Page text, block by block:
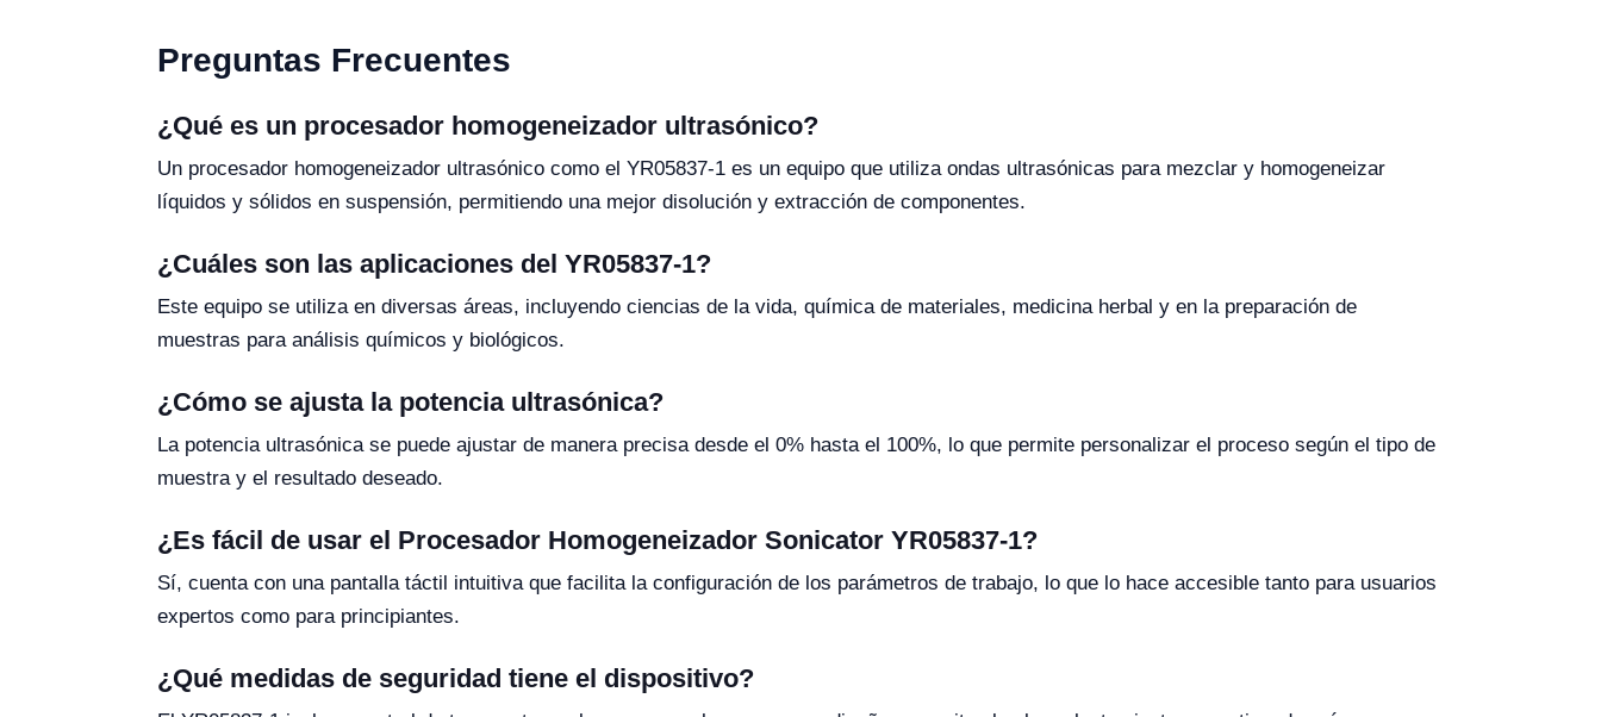
Preguntas Frecuentes
¿Qué es un procesador homogeneizador ultrasónico?
Un procesador homogeneizador ultrasónico como el YR05837-1 es un equipo que utiliza ondas ultrasónicas para mezclar y homogeneizar
líquidos y sólidos en suspensión, permitiendo una mejor disolución y extracción de componentes.
¿Cuáles son las aplicaciones del YR05837-1?
Este equipo se utiliza en diversas áreas, incluyendo ciencias de la vida, química de materiales, medicina herbal y en la preparación de
muestras para análisis químicos y biológicos.
¿Cómo se ajusta la potencia ultrasónica?
La potencia ultrasónica se puede ajustar de manera precisa desde el 0% hasta el 100%, lo que permite personalizar el proceso según el tipo de
muestra y el resultado deseado.
¿Es fácil de usar el Procesador Homogeneizador Sonicator YR05837-1?
Sí, cuenta con una pantalla táctil intuitiva que facilita la configuración de los parámetros de trabajo, lo que lo hace accesible tanto para usuarios
expertos como para principiantes.
¿Qué medidas de seguridad tiene el dispositivo?